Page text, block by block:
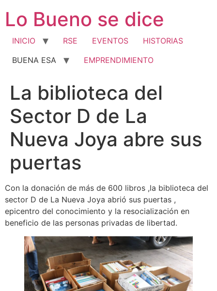
contenido
Lo Bueno se dice
INICIO RSE EVENTOS
HISTORIAS
BUENA ESA
EMPRENDIMIENTO
La biblioteca del
Sector D de La
Nueva Joya abre sus
puertas
Con la donación de más de 600 libros ,la biblioteca del
sector D de La Nueva Joya abrió sus puertas ,
epicentro del conocimiento y la resocialización en
beneficio de las personas privadas de libertad.